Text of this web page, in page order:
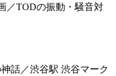
／TODの振動・騒音対
話／渋谷駅 渋谷マーク